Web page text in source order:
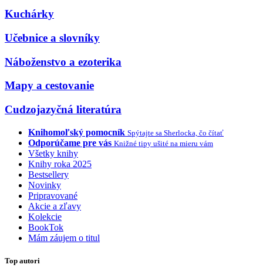
Kuchárky
Učebnice a slovníky
Náboženstvo a ezoterika
Mapy a cestovanie
Cudzojazyčná literatúra
Knihomoľský pomocník Spýtajte sa Sherlocka, čo čítať
Odporúčame pre vás Knižné tipy ušité na mieru vám
Všetky knihy
Knihy roka 2025
Bestsellery
Novinky
Pripravované
Akcie a zľavy
Kolekcie
BookTok
Mám záujem o titul
Top autori